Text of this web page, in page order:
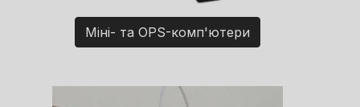
Міні- та OPS-комп'ютери